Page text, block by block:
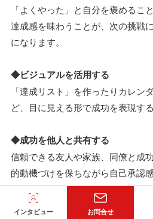
「よくやった」と自分を褒めるこ
達成感を味わうことが、次の挑戦
になります。
◆ビジュアルを活用する
「達成リスト」を作ったりカレン
ど、目に見える形で成功を表現す
◆成功を他人と共有する
信頼できる友人や家族、同僚と成
的動機づけを保ちながら自己承認
す。
インタビュー お問合せ